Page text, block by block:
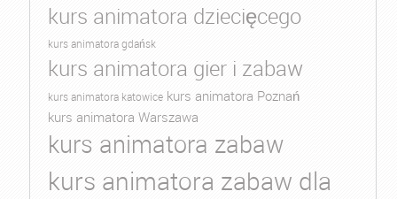
kurs animatora dziecięcego
kurs animatora gdańsk
kurs animatora gier i zabaw
kurs animatora katowice kurs animatora Poznań
kurs animatora Warszawa
kurs animatora zabaw
kurs animatora zabaw dla